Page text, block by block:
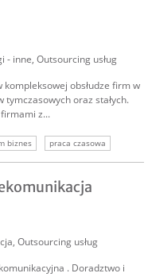
- inne, Outsourcing usług
obsłudze firm w
oraz stałych.
z...
biznes praca czasowa
, Outsourcing usług
. Doradztwo i